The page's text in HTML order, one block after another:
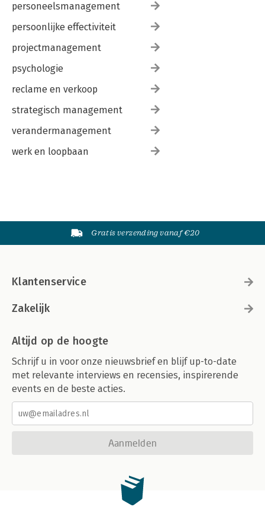
personeelsmanagement
persoonlijke effectiviteit
projectmanagement
psychologie
reclame en verkoop
strategisch management
verandermanagement
werk en loopbaan
Gratis verzending vanaf €20
Klantenservice
Zakelijk
Altijd op de hoogte
Schrijf u in voor onze nieuwsbrief en blijf up-to-date
met relevante interviews en recensies, inspirerende
events en de beste acties.
Aanmelden